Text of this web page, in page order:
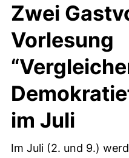
Zwei
Vorlesung
im Juli
Im Juli (2. und 9.)